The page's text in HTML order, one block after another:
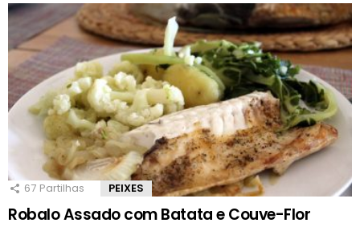
67 Partilhas PEIXES
Robalo Assado com Batata e Couve-Flor